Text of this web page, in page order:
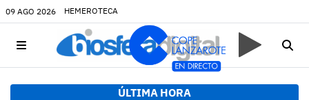
09 AGO 2026 HEMEROTECA
ÚLTIMA HORA